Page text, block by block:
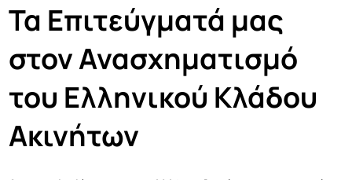
Τα Επιτεύγματά μας
στον Ανασχηματισμό
του Ελληνικού Κλάδου
Ακινήτων